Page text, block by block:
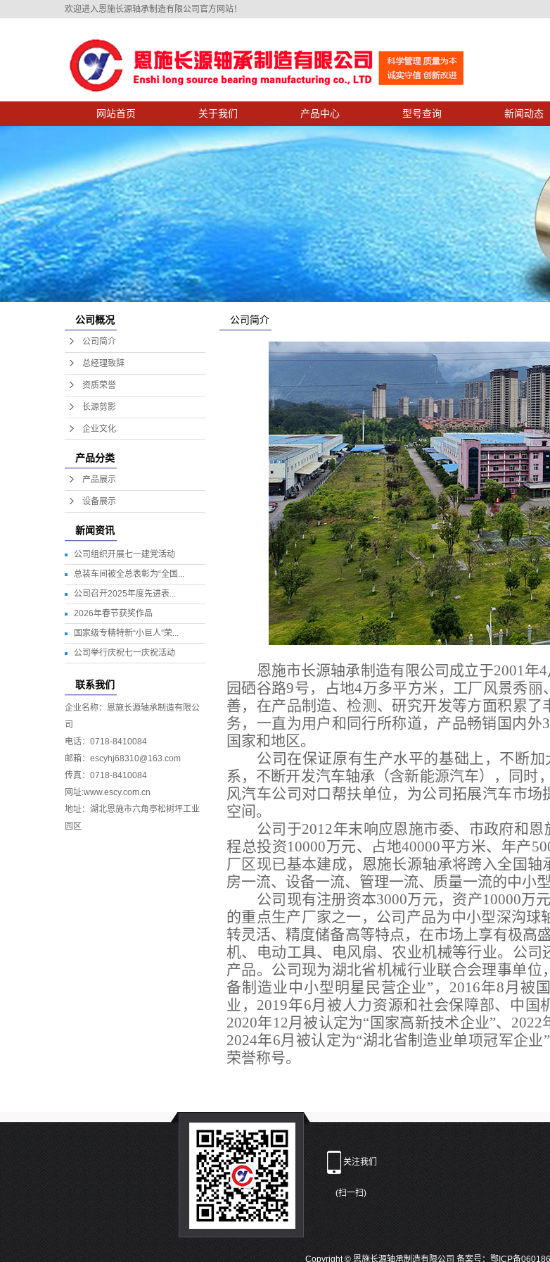
欢迎进入恩施长源轴承制造有限公司官方网站！
网站首页 关于我们
公司简介
总经理致辞
资质荣誉
长源剪影
企业文化
产品中心
产品展示
设备展示
型号查询 新闻动态
公司新闻
业务中心
行业新闻
公司概况
公司简介
总经理致辞
资质荣誉
长源剪影
企业文化
产品分类
产品展示
设备展示
新闻资讯
公司组织开展七一建党活动
总装车间被全总表彰为“全国...
公司召开2025年度先进表...
2026年春节获奖作品
国家级专精特新“小巨人”荣...
公司举行庆祝七一庆祝活动
联系我们
企业名称：恩施长源轴承制造有限公
司
电话：0718-8410084
邮箱：escyhj68310@163.com
传真：0718-8410084
网址:www.escy.com.cn
地址：湖北恩施市六角亭松树坪工业
园区
公司简介
恩施市长源轴承制造有限公司成立于2001
园硒谷路9号，占地4万多平方米，工厂风景秀
善，在产品制造、检测、研究开发等方面积累
务，一直为用户和同行所称道，产品畅销国内
国家和地区。
公司在保证原有生产水平的基础上，不断
系，不断开发汽车轴承（含新能源汽车），同时
风汽车公司对口帮扶单位，为公司拓展汽车市
空间。
公司于2012年末响应恩施市委、市政府和
程总投资10000万元、占地40000平方米、年产
厂区现已基本建成，恩施长源轴承将跨入全国
房一流、设备一流、管理一流、质量一流的中小
公司现有注册资本3000万元，资产10000万
的重点生产厂家之一，公司产品为中小型深沟球
转灵活、精度储备高等特点，在市场上享有极高
机、电动工具、电风扇、农业机械等行业。公司
产品。公司现为湖北省机械行业联合会理事单
备制造业中小型明星民营企业”，2016年8月被
业，2019年6月被人力资源和社会保障部、中国
2020年12月被认定为“国家高新技术企业”、
2024年6月被认定为“湖北省制造业单项冠军企
荣誉称号。
关注我们
(扫一扫)
Copyright © 恩施长源轴承制造有限公司 备案号：鄂ICP备